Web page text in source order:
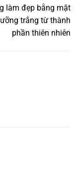
làm đẹp bằng mặt
trắng từ thành
phần thiên nhiên